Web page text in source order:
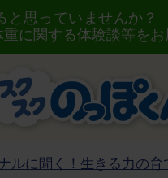
と思っていませんか
に関する体験談等を
ルに聞く！生きる力の育